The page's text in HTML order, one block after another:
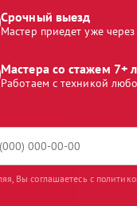
Срочный выезд
Мастер приедет уже
Мастера со стажем 7+
Работаем с техникой
Вы соглашаетесь с